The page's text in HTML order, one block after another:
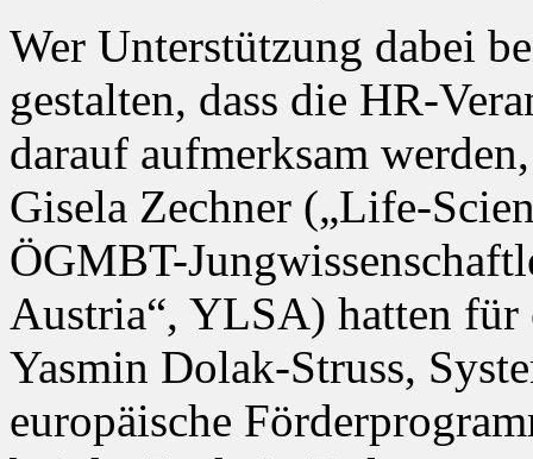
Wer Unterstützung dabei
gestalten, dass die HR-
darauf aufmerksam
Gisela Zechner („Life-
ÖGMBT-
Austria“, YLSA) hatten für
Yasmin Dolak-Struss,
europäische